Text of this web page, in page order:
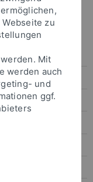
zu
Mit
werden auch
und
ggf.